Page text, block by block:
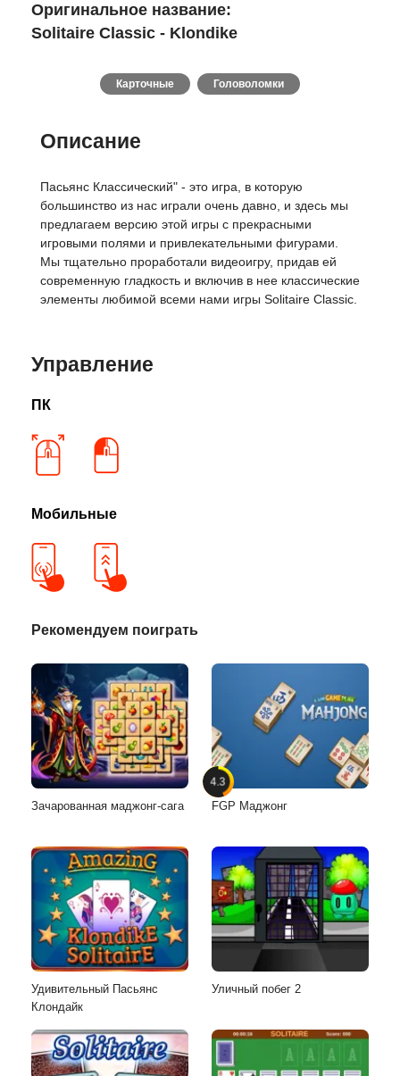
Оригинальное название:
Solitaire Classic - Klondike
Карточные Головоломки
Описание
Пасьянс Классический" - это игра, в которую
большинство из нас играли очень давно, и здесь мы
предлагаем версию этой игры с прекрасными
игровыми полями и привлекательными фигурами.
Мы тщательно проработали видеоигру, придав ей
современную гладкость и включив в нее классические
элементы любимой всеми нами игры Solitaire Classic.
Управление
ПК
Мобильные
Рекомендуем поиграть
Зачарованная маджонг-сага
4.3
FGP Маджонг
Удивительный Пасьянс
Клондайк
Уличный побег 2